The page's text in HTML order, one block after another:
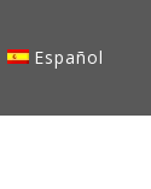
Español